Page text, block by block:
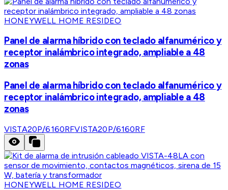
HONEYWELL HOME RESIDEO
Panel de alarma híbrido con teclado alfanumérico y
receptor inalámbrico integrado, ampliable a 48
zonas
Panel de alarma híbrido con teclado alfanumérico y
receptor inalámbrico integrado, ampliable a 48
zonas
VISTA20P/6160RFVISTA20P/6160RF
HONEYWELL HOME RESIDEO